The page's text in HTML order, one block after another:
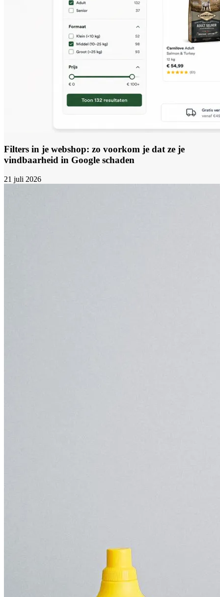
Filters in je webshop: zo voorkom je dat ze je
vindbaarheid in Google schaden
21 juli 2026